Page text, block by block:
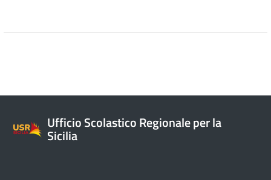
Ufficio Scolastico Regionale per la
Sicilia